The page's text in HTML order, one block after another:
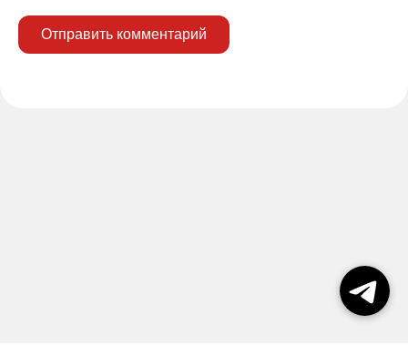
Отправить комментарий